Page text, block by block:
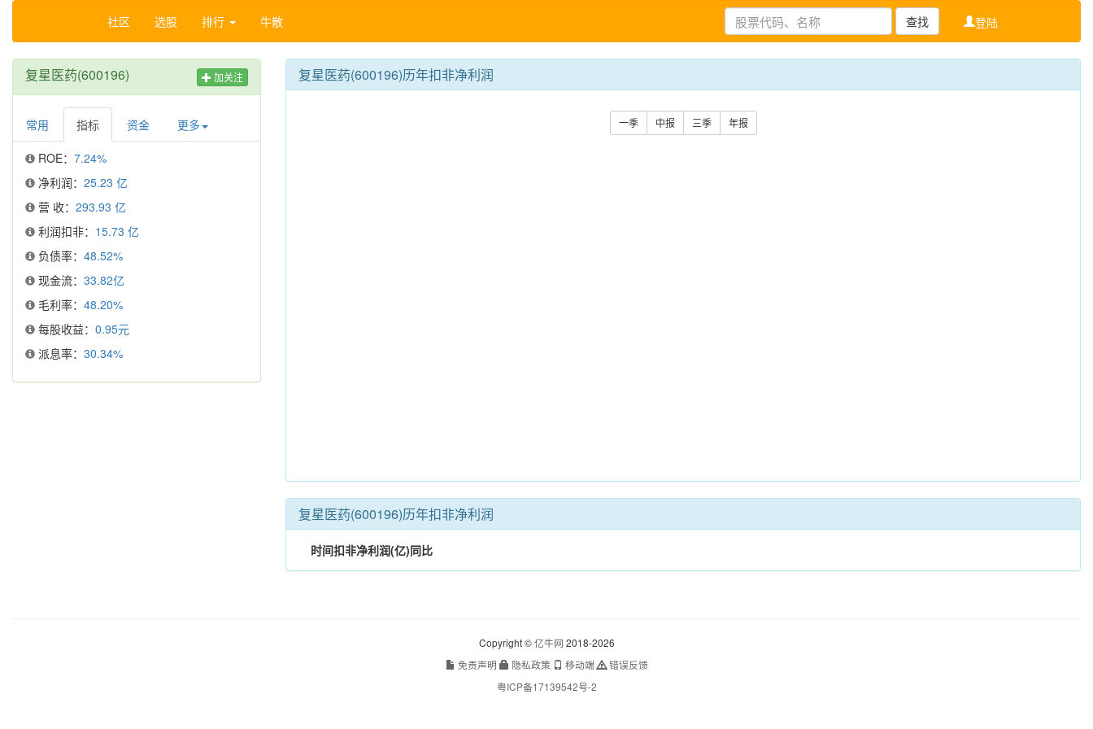
社区 选股 排行 牛散 登陆
查找
复星医药(600196) 加关注
常用 指标 资金 更多
ROE： 7.24%
净利润： 25.23 亿
营 收： 293.93 亿
利润扣非： 15.73 亿
负债率： 48.52%
现金流： 33.82亿
毛利率： 48.20%
每股收益： 0.95元
派息率： 30.34%
复星医药(600196)历年扣非净利润
一季 中报 三季 年报
复星医药(600196)历年扣非净利润
时间扣非净利润(亿)同比
Copyright ©亿牛网 2018-2026
免责声明
隐私政策 移动端
错误反馈
粤ICP备17139542号-2